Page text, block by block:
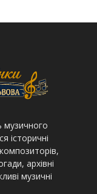
музичного
історичні
архівні
музичні